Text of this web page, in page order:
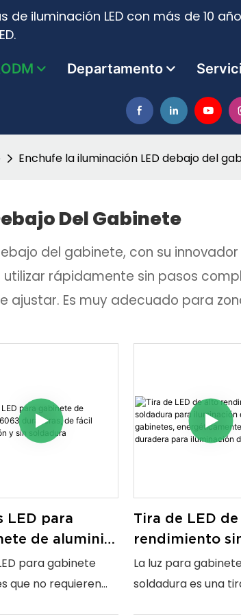
iluminación LED con más de 10
Departamento
Enchufe la iluminación LED debajo del
Del Gabinete
del gabinete, con su
rápidamente sin pasos
ajustar. Es muy adecuado para
LED para
de aluminio
de
y sin
para gabinete
que no requieren
Tira de LED
rendimiento
soldadura para
iluminación de
La luz para
soldadura es una